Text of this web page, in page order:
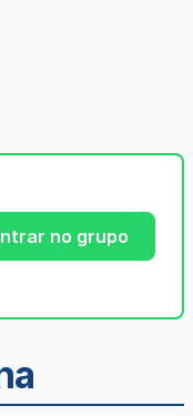
no grupo